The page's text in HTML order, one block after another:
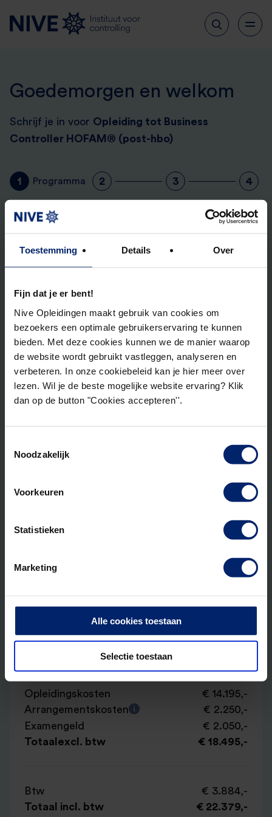
Toestemming Details Over
Fijn dat je er bent!
Nive Opleidingen maakt gebruik van cookies om
bezoekers een optimale gebruikerservaring te kunnen
bieden. Met deze cookies kunnen we de manier waarop
de website wordt gebruikt vastleggen, analyseren en
verbeteren. In onze cookiebeleid kan je hier meer over
lezen. Wil je de beste mogelijke website ervaring? Klik
dan op de button "Cookies accepteren''.
Noodzakelijk
Voorkeuren
Statistieken
Marketing
Alle cookies toestaan
Selectie toestaan
Goedemorgen en welkom
Schrijf je in voor Opleiding tot Business
Controller HOFAM® (post-hbo)
1 Programma 2 3 4
Jouw programma
Eerste lesdag HOFAM
Indicatie laatste lesdag HOFAM
31 december 2027
Ga door naar gegevens
Samenvatting
4 september 2026
nog 4 plaatsen
Opleiding tot Business Controller
Locatie
Opleidingskosten
€ 14.195,-
Arrangementskosten
€ 2.250,-
Examengeld
€ 2.050,-
Totaal excl. btw € 18.495,-
Btw
€ 3.884,-
Totaal incl. btw
€ 22.379,-